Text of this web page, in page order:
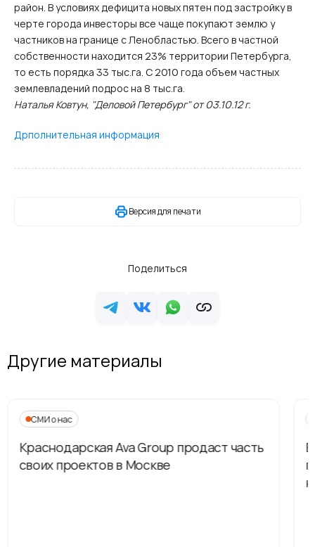
район. В условиях дефицита новых пятен под застройку в
черте города инвесторы все чаще покупают землю у
частников на границе с Ленобластью. Всего в частной
собственности находится 23% территории Петербурга,
то есть порядка 33 тыс.га. С 2010 года объем частных
землевладений подрос на 8 тыс.га.
Наталья Ковтун, "Деловой Петербург" от 03.10.12 г.
Дрполнительная информация
Версия для печати
Поделиться
Другие материалы
СМИ о нас
Краснодарская Ava Group продаст часть
своих проектов в Москве